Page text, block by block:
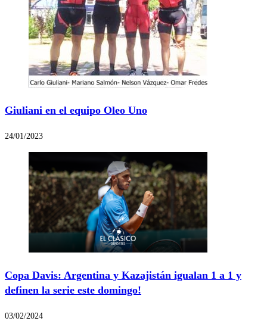
Giuliani en el equipo Oleo Uno
24/01/2023
Copa Davis: Argentina y Kazajistán igualan 1 a 1 y
definen la serie este domingo!
03/02/2024